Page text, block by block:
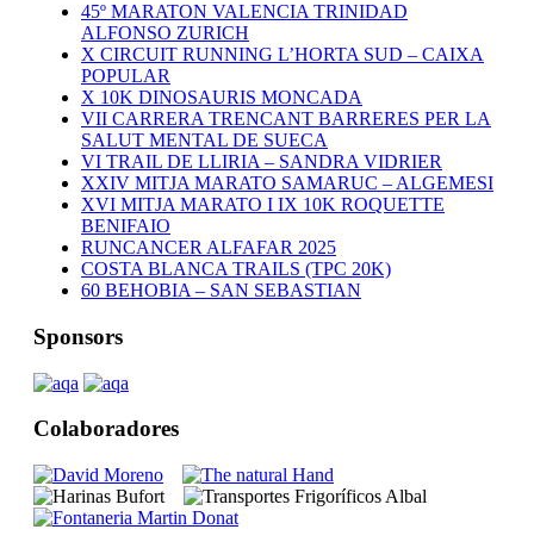
45º MARATON VALENCIA TRINIDAD
ALFONSO ZURICH
X CIRCUIT RUNNING L’HORTA SUD – CAIXA
POPULAR
X 10K DINOSAURIS MONCADA
VII CARRERA TRENCANT BARRERES PER LA
SALUT MENTAL DE SUECA
VI TRAIL DE LLIRIA – SANDRA VIDRIER
XXIV MITJA MARATO SAMARUC – ALGEMESI
XVI MITJA MARATO I IX 10K ROQUETTE
BENIFAIO
RUNCANCER ALFAFAR 2025
COSTA BLANCA TRAILS (TPC 20K)
60 BEHOBIA – SAN SEBASTIAN
Sponsors
Colaboradores